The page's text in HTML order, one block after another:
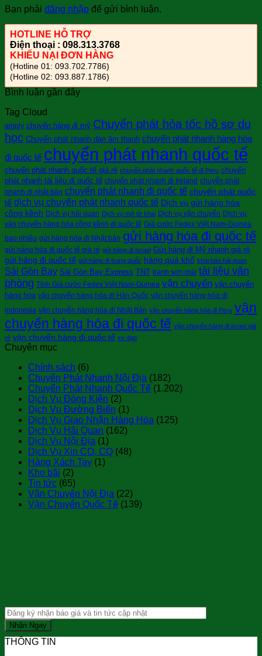
Bạn phải đăng nhập để gửi bình luận.
HOTLINE HỖ TRỢ
Điện thoại : 098.313.3768
KHIẾU NẠI ĐƠN HÀNG
(Hotline 01: 093.702.7786)
(Hotline 02: 093.887.1786)
Bình luận gần đây
Tag Cloud
amply chuyển hàng đi mỹ Chuyển phát hỏa tốc hồ sơ du
học Chuyển phát nhanh dàn âm thanh chuyển phát nhanh hàng hóa
đi quốc tế chuyển phát nhanh quốc tế
chuyển phát nhanh quốc tế giá rẻ chuyển phát nhanh quốc tế đi Peru chuyển
phát nhanh tài liệu đi quốc tế chuyển phát nhanh đi Ireland chuyển phát
nhanh đi nhật bản chuyển phát nhanh đi quốc tế chuyển phát quốc
tế dịch vụ chuyển phát nhanh quốc tế Dịch vụ gửi hàng hóa
cồng kềnh Dịch vụ hải quan Dịch vụ mở tờ khai Dịch vụ vận chuyển Dịch vụ
vận chuyển hàng hóa cồng kềnh đi quốc tê Giá cước Fedex Việt Nam-Guinea
bao nhiêu gửi hàng hóa đi Nhật bản gửi hàng hóa đi quốc tế
gửi hàng hóa đi quốc tế giá rẻ gửi hàng đi Israel Gửi hàng đi Mỹ nhanh giá rẻ
gửi hàng đi quốc tế gửi hàng đi trung quốc hàng quá khổ khai báo hải quan
Sài Gòn Bay Sài Gòn Bay Express TNT tranh sơn mài tài liệu văn
phòng Tính Giá cước Fedex Việt Nam-Guinea vận chuyển vận chuyển
hàng hóa vận chuyển hàng hóa đi Hàn Quốc vận chuyển hàng hóa đi
indonesia vận chuyển hàng hóa đi Nhật Bản vận chuyển hàng hóa đi Peru vận
chuyển hàng hóa đi quốc tế vận chuyển hàng đi israel giá
rẻ vận chuyển hàng đi quốc tế xe đạp
Chuyên mục
Chính sách (6)
Chuyển Phát Nhanh Nội Địa (182)
Chuyển Phát Nhanh Quốc Tế (1.202)
Dịch Vụ Đóng Kiện (2)
Dịch Vụ Đường Biển (1)
Dịch Vụ Giao Nhận Hàng Hóa (125)
Dịch Vụ Hải Quan (162)
Dịch Vụ Nội Địa (1)
Dịch Vụ Xin CO, CQ (48)
Hàng Xách Tay (1)
Kho bãi (2)
Tin tức (65)
Vận Chuyển Nội Địa (22)
Vận Chuyển Quốc Tế (139)
THÔNG TIN